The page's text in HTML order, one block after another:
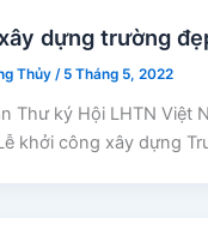
dựng trường
Thủy/ 5 Tháng 5, 2022
Thư ký Hội LHTN Việt
khởi công xây dựng